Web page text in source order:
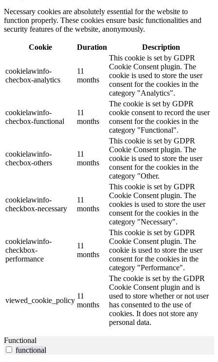
Necessary cookies are absolutely essential for the website to
function properly. These cookies ensure basic functionalities and
security features of the website, anonymously.
Cookie Duration Description
cookielawinfo-
checbox-analytics
11
months
This cookie is set by GDPR
Cookie Consent plugin. The
cookie is used to store the user
consent for the cookies in the
category "Analytics".
cookielawinfo-
checbox-functional
11
months
The cookie is set by GDPR
cookie consent to record the user
consent for the cookies in the
category "Functional".
cookielawinfo-
checbox-others
11
months
This cookie is set by GDPR
Cookie Consent plugin. The
cookie is used to store the user
consent for the cookies in the
category "Other.
cookielawinfo-
checkbox-necessary
11
months
This cookie is set by GDPR
Cookie Consent plugin. The
cookies is used to store the user
consent for the cookies in the
category "Necessary".
cookielawinfo-
checkbox-
performance
11
months
This cookie is set by GDPR
Cookie Consent plugin. The
cookie is used to store the user
consent for the cookies in the
category "Performance".
viewed_cookie_policy
11
months
The cookie is set by the GDPR
Cookie Consent plugin and is
used to store whether or not user
has consented to the use of
cookies. It does not store any
personal data.
Functional
functional